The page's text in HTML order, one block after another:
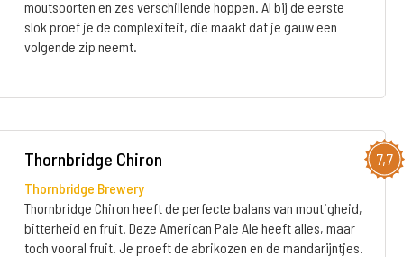
moutsoorten en zes verschillende hoppen. Al bij de eerste
slok proef je de complexiteit, die maakt dat je gauw een
volgende zip neemt.
7,7
Thornbridge Chiron
Thornbridge Brewery
Thornbridge Chiron heeft de perfecte balans van moutigheid,
bitterheid en fruit. Deze American Pale Ale heeft alles, maar
toch vooral fruit. Je proeft de abrikozen en de mandarijntjes.